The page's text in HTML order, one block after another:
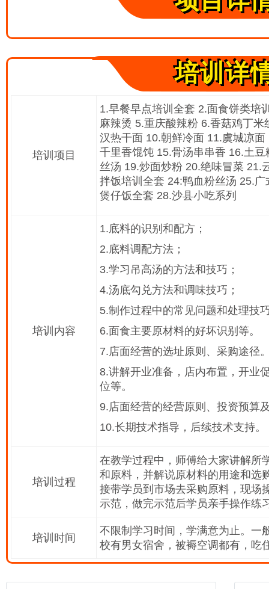
培训详
培训项目
1.早餐早点培训全套 2.面食饼类培
麻辣烫 5.重庆酸辣粉 6.香菇鸡丁
汉热干面 10.朝鲜冷面 11.虞城凉
千里香馄饨 15.骨汤串串香 16.土
丝汤 19.炒面炒粉 20.绝味冒菜 21.
拌饭培训全套 24:鸭血粉丝汤 25.
煲仔饭全套 28.沙县小吃系列
培训内容
1.底料的识别和配方；
2.底料调配方法；
3.学习吊高汤的方法和技巧；
4.汤底勾兑方法和调味技巧；
5.制作过程中的常见问题和处理技
6.面食主要原材料的好坏识别等。
7.店面经营的选址原则、采购途径
8.讲解开业准备，店内布置，开业
位等。
9.店面经营的经营原则、投资预算
10.长期技术指导，后续技术支持。
培训过程
在教学过程中，师傅给大家讲解所
和原料，并解说原材料的用途和选
接带学员到市场去采购原料，现场
示范，做完示范后学员亲手操作练
培训时间
不限制学习时间，学满意为止。一
校有男女宿舍，被褥空调都有，吃